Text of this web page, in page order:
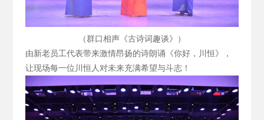
（群口相声《古诗词趣谈》）
由新老员工代表带来激情昂扬的诗朗诵《你好，川恒》，
让现场每一位川恒人对未来充满希望与斗志！